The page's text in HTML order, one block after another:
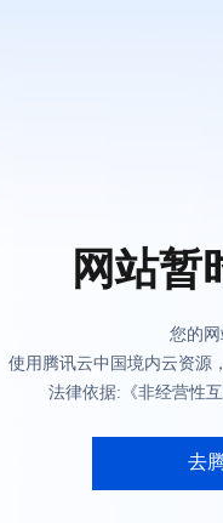
网站暂
您的
使用腾讯云中国境内云资源
法律依据:《非经营性
去